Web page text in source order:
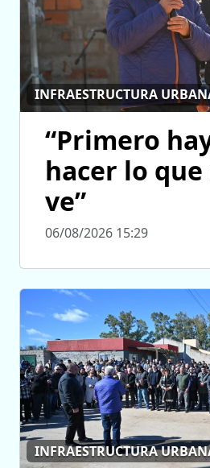
INFRAESTRUCTURA
“Primero
hacer lo que
ve”
06/08/2026 15:29
INFRAESTRUCTURA